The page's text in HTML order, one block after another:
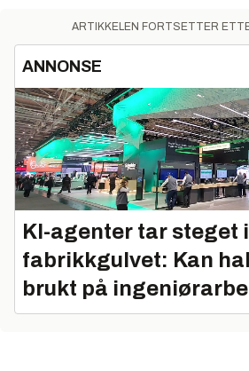
ARTIKKELEN FORTSETTER
ANNONSE
KI-agenter tar steget
fabrikkgulvet: Kan
brukt på